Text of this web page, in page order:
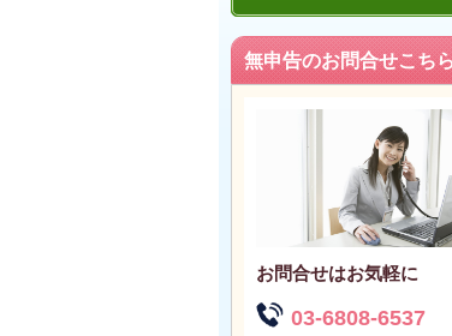
無申告のお問合せこち
お問合せはお気軽に
03-6808-6537